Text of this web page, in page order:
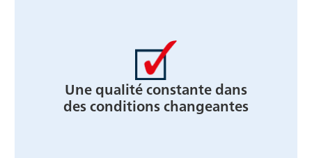
Une qualité constante dans
des conditions changeantes